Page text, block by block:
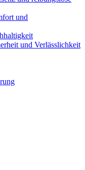
und
und Verlässlichkeit